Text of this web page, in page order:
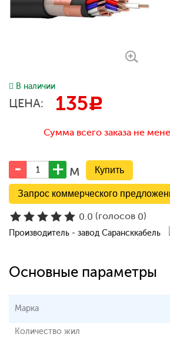
В наличии
ЦЕНА: 135c
Сумма всего заказа не
м
Запрос коммерческого
0.0 (голосов 0)
Производитель - завод Сарансккабель
Основные параметры
Марка
Количество жил